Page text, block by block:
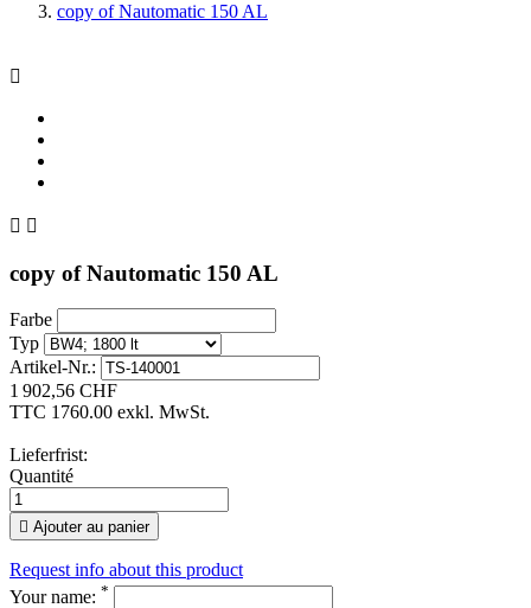
copy of Nautomatic 150 AL

 
copy of Nautomatic 150 AL
Farbe
Typ
Artikel-Nr.:
1 902,56 CHF
TTC 1760.00 exkl. MwSt.
Lieferfrist:
Quantité
 Ajouter au panier
Request info about this product
Your name: *